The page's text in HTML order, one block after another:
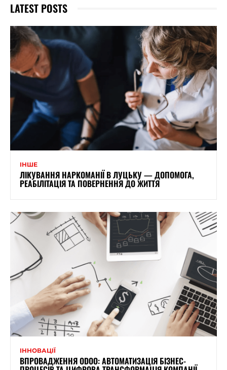
LATEST POSTS
ІНШЕ
ЛІКУВАННЯ НАРКОМАНІЇ В ЛУЦЬКУ — ДОПОМОГА,
РЕАБІЛІТАЦІЯ ТА ПОВЕРНЕННЯ ДО ЖИТТЯ
ІННОВАЦІЇ
ВПРОВАДЖЕННЯ ODOO: АВТОМАТИЗАЦІЯ БІЗНЕС-